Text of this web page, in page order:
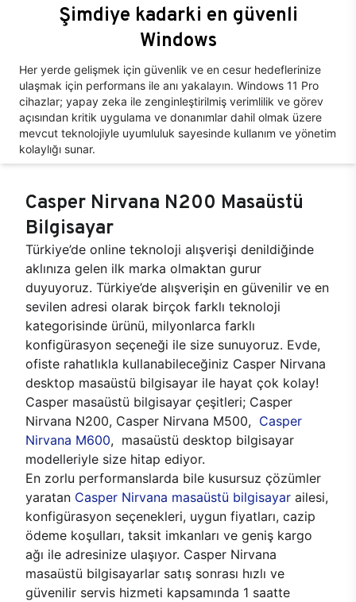
Şimdiye kadarki en güvenli
Windows
Her yerde gelişmek için güvenlik ve en cesur hedeflerinize
ulaşmak için performans ile anı yakalayın. Windows 11 Pro
cihazlar; yapay zeka ile zenginleştirilmiş verimlilik ve görev
açısından kritik uygulama ve donanımlar dahil olmak üzere
mevcut teknolojiyle uyumluluk sayesinde kullanım ve yönetim
kolaylığı sunar.
Casper Nirvana N200 Masaüstü
Bilgisayar
Türkiye’de online teknoloji alışverişi denildiğinde
aklınıza gelen ilk marka olmaktan gurur
duyuyoruz. Türkiye’de alışverişin en güvenilir ve en
sevilen adresi olarak birçok farklı teknoloji
kategorisinde ürünü, milyonlarca farklı
konfigürasyon seçeneği ile size sunuyoruz. Evde,
ofiste rahatlıkla kullanabileceğiniz Casper Nirvana
desktop masaüstü bilgisayar ile hayat çok kolay!
Casper masaüstü bilgisayar çeşitleri; Casper
Nirvana N200, Casper Nirvana M500, Casper
Nirvana M600, masaüstü desktop bilgisayar
modelleriyle size hitap ediyor.
En zorlu performanslarda bile kusursuz çözümler
yaratan Casper Nirvana masaüstü bilgisayar ailesi,
konfigürasyon seçenekleri, uygun fiyatları, cazip
ödeme koşulları, taksit imkanları ve geniş kargo
ağı ile adresinize ulaşıyor. Casper Nirvana
masaüstü bilgisayarlar satış sonrası hızlı ve
güvenilir servis hizmeti kapsamında 1 saatte